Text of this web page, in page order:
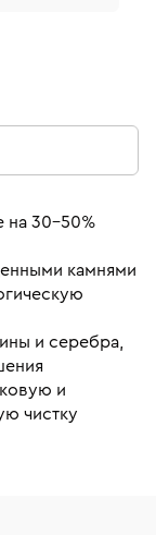
на 30-50%
камнями
и серебра,
и
чистку